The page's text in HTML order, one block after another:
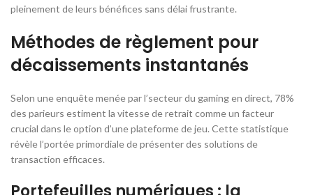
pleinement de leurs bénéfices sans délai frustrante.
Méthodes de règlement pour
décaissements instantanés
Selon une enquête menée par l’secteur du gaming en direct, 78%
des parieurs estiment la vitesse de retrait comme un facteur
crucial dans le option d’une plateforme de jeu. Cette statistique
révèle l’portée primordiale de présenter des solutions de
transaction efficaces.